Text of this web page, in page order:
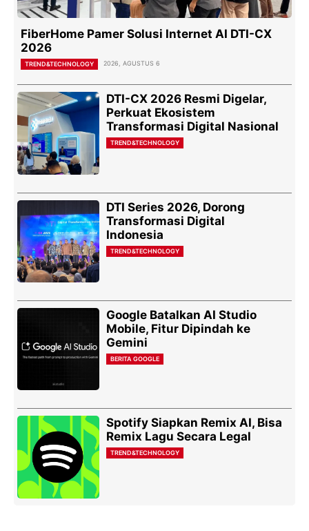
FiberHome Pamer Solusi Internet AI DTI-CX
2026
TREND&TECHNOLOGY 2026, AGUSTUS 6
DTI-CX 2026 Resmi Digelar,
Perkuat Ekosistem
Transformasi Digital Nasional
TREND&TECHNOLOGY
DTI Series 2026, Dorong
Transformasi Digital
Indonesia
TREND&TECHNOLOGY
Google Batalkan AI Studio
Mobile, Fitur Dipindah ke
Gemini
BERITA GOOGLE
Spotify Siapkan Remix AI, Bisa
Remix Lagu Secara Legal
TREND&TECHNOLOGY